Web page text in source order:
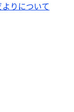
りについて